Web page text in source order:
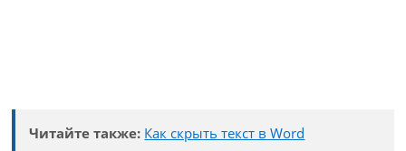
Читайте также: Как скрыть текст в Word